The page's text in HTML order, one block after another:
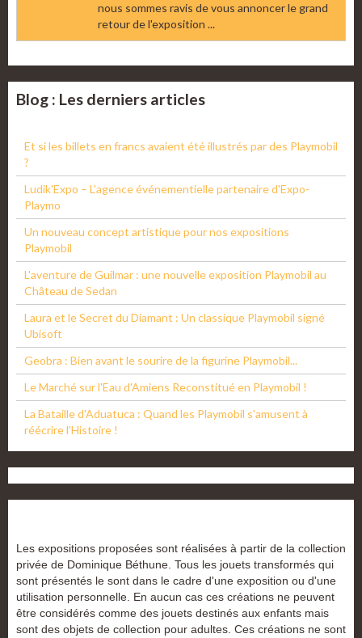
nous sommes ravis de vous annoncer le grand
retour de l'exposition ...
Blog : Les derniers articles
Et si les billets en francs avaient été illustrés par des Playmobil
?
Ludik'Expo – L'agence événementielle partenaire d'Expo-
Playmo
Un nouveau concept artistique pour nos expositions
Playmobil
L'aventure de Guilmar : une nouvelle exposition Playmobil au
Château de Sedan
Laura et le Secret du Diamant : Un classique Playmobil signé
Ubisoft
Geobra : Bien avant le sourire de la figurine Playmobil...
Le Marché sur l'Eau d'Amiens Reconstitué en Playmobil !
La Bataille d'Aduatuca : Quand les Playmobil s'amusent à
réécrire l'Histoire !
Les expositions proposées sont réalisées à partir de la collection
privée de Dominique Béthune. Tous les jouets transformés qui
sont présentés le sont dans le cadre d'une exposition ou d'une
utilisation personnelle. En aucun cas ces créations ne peuvent
être considérés comme des jouets destinés aux enfants mais
sont des objets de collection pour adultes. Ces créations ne sont